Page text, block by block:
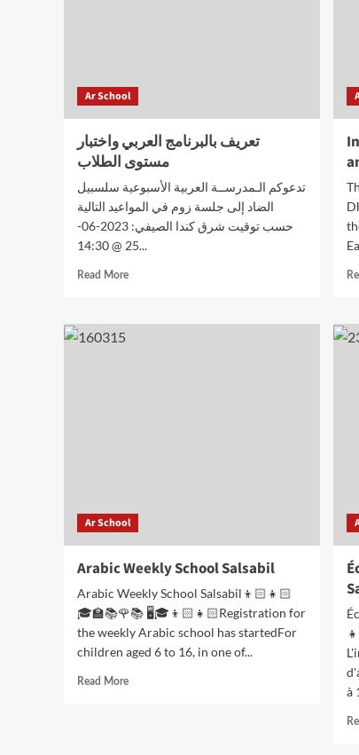
Ar School
تعريف بالبرنامج العربي واختبار
مستوى الطلاب
تدعوكم الـمدرســة العربية الأسبوعية سلسبيل
الضاد إلى جلسة زوم في المواعيد التالية
حسب توقيت شرق كندا الصيفي: 2023-06-
25 @ 14:30...
Read MoreRead
تعريف
Ar School
Arabic Weekly School Salsabil
Arabic Weekly School Salsabil👦🏻👧🏻
🎓🏫📚🌹📚 🖥️🎓👦🏻👧🏻Registration for
the weekly Arabic school has startedFor
children aged 6 to 16, in one of...
Read MoreRead
à